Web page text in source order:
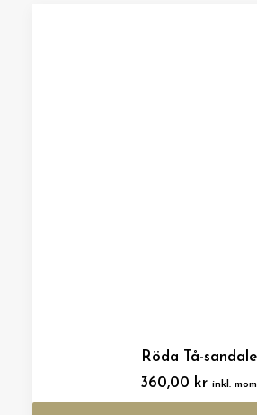
Röda Tå-
360,00 kr inkl.